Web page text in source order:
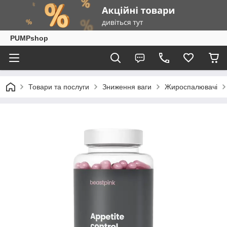
PUMPshop
Товари та послуги Зниження ваги Жироспалювачі